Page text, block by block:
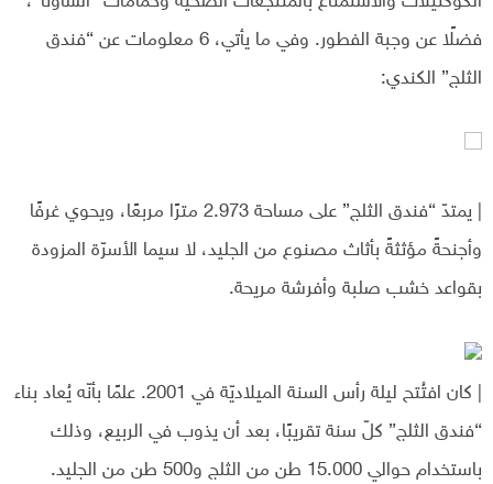
فضلًا عن وجبة الفطور. وفي ما يأتي، 6 معلومات عن “فندق
الثلج” الكندي:
| يمتدّ “فندق الثلج” على مساحة 2.973 مترًا مربعًا، ويحوي غرفًا
وأجنحةً مؤثثةً بأثاث مصنوع من الجليد، لا سيما الأسرّة المزودة
بقواعد خشب صلبة وأفرشة مريحة.
| كان افتُتح ليلة رأس السنة الميلاديّة في 2001. علمًا بأنّه يُعاد بناء
“فندق الثلج” كلّ سنة تقريبًا، بعد أن يذوب في الربيع، وذلك
باستخدام حوالي 15.000 طن من الثلج و500 طن من الجليد.